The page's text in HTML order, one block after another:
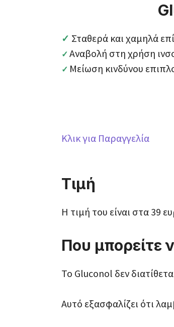
✓ Σταθερά και χαμηλά
✓ Αναβολή στη χρήση
✓ Μείωση κινδύνου
Κλικ για Παραγγελία
Τιμή
Η τιμή του είναι στα 39
Που μπορείτε
Το Gluconol δεν
Αυτό εξασφαλίζει ότι